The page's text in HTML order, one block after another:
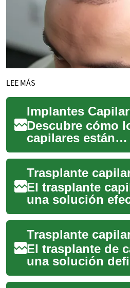
LEE MÁS
Descubre cómo
capilares están
transformando
ofrecer una
permanente y
...
El trasplante
una solución
quien desea
densidad y
guía explica...
El trasplante de
una solución
quienes